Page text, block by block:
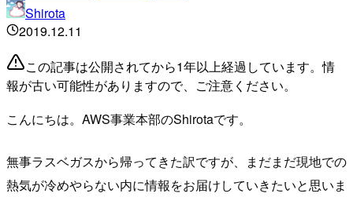
Shirota
2019.12.11
この記事は公開されてから1年以上経過しています。情
報が古い可能性がありますので、ご注意ください。
こんにちは。AWS事業本部のShirotaです。
無事ラスベガスから帰ってきた訳ですが、まだまだ現地での
熱気が冷めやらない内に情報をお届けしていきたいと思いま